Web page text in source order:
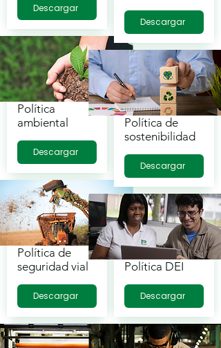
Descargar
Política
ambiental
Descargar
Política de
seguridad vial
Descargar
Descargar
Política de
sostenibilidad
Descargar
Política DEI
Descargar